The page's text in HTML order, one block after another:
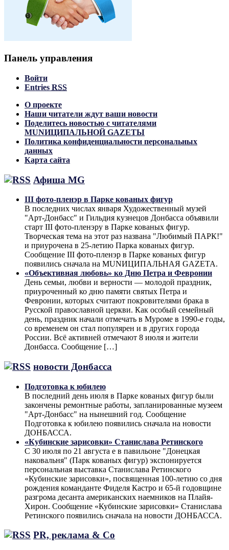
Панель управления
Войти
Entries RSS
О проекте
Наши читатели ждут ваши новости
Поделитесь новостью с читателями
MUNИЦИПАЛЬНОЙ GAZЕТЫ
Политика конфиденциальности персональных
данных
Карта сайта
Афиша MG
III фото-пленэр в Парке кованых фигур
В последних числах января Художественный музей
"Арт-Донбасс" и Гильдия кузнецов Донбасса объявили
старт III фото-пленэру в Парке кованых фигур.
Творческая тема на этот раз названа "Любимый ПАРК!"
и приурочена в 25-летию Парка кованых фигур.
Сообщение III фото-пленэр в Парке кованых фигур
появились сначала на MUNИЦИПАЛЬНАЯ GAZЕТА.
«Объективная любовь» ко Дню Петра и Февронии
День семьи, любви и верности — молодой праздник,
приуроченный ко дню памяти святых Петра и
Февронии, которых считают покровителями брака в
Русской православной церкви. Как особый семейный
день, праздник начали отмечать в Муроме в 1990-е годы,
со временем он стал популярен и в других города
России. Всё активней отмечают 8 июля и жители
Донбасса. Сообщение […]
новости Донбасса
Подготовка к юбилею
В последний день июля в Парке кованых фигур были
закончены ремонтные работы, запланированные музеем
"Арт-Донбасс" на нынешний год. Сообщение
Подготовка к юбилею появились сначала на новости
ДОНБАССА.
«Кубинские зарисовки» Станислава Ретинского
С 30 июля по 21 августа е в павильоне "Донецкая
наковальня" (Парк кованых фигур) экспонируется
персональная выставка Станислава Ретинского
«Кубинские зарисовки», посвященная 100-летию со дня
рождения команданте Фиделя Кастро и 65-й годовщине
разгрома десанта американских наемников на Плайя-
Хирон. Сообщение «Кубинские зарисовки» Станислава
Ретинского появились сначала на новости ДОНБАССА.
PR, реклама & Co